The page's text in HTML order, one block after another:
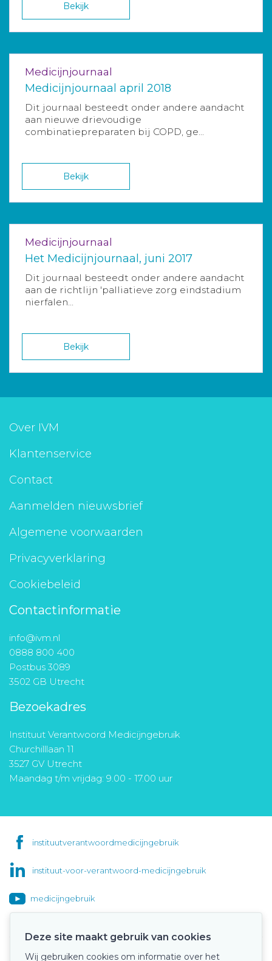
Bekijk
Medicijnjournaal
Medicijnjournaal april 2018
Dit journaal besteedt onder andere aandacht
aan nieuwe drievoudige
combinatiepreparaten bij COPD, ge...
Bekijk
Medicijnjournaal
Het Medicijnjournaal, juni 2017
Dit journaal besteedt onder andere aandacht
aan de richtlijn 'palliatieve zorg eindstadium
nierfalen...
Bekijk
Over IVM
Klantenservice
Contact
Aanmelden nieuwsbrief
Algemene voorwaarden
Privacyverklaring
Cookiebeleid
Contactinformatie
info@ivm.nl
0888 800 400
Postbus 3089
3502 GB Utrecht
Bezoekadres
Instituut Verantwoord Medicijngebruik
Churchilllaan 11
3527 GV Utrecht
Maandag t/m vrijdag: 9.00 - 17.00 uur
instituutverantwoordmedicijngebruik
instituut-voor-verantwoord-medicijngebruik
medicijngebruik
Deze site maakt gebruik van cookies
Wij gebruiken cookies om informatie over het